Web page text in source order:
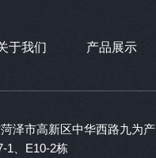
于我们 产品展示
泽市高新区中华西路九为产
1、E10-2栋